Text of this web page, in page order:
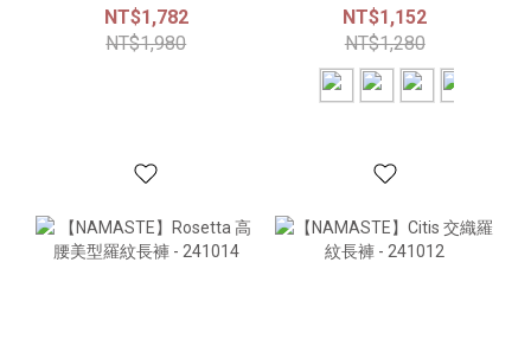
231901
NT$1,782
NT$1,980
NT$1,152
NT$1,280